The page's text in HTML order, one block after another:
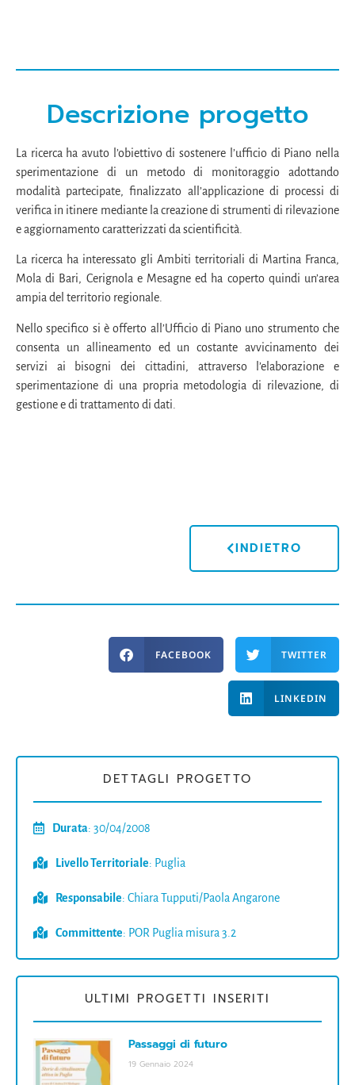
Descrizione progetto
La ricerca ha avuto l’obiettivo di sostenere l’ufficio di Piano nella
sperimentazione di un metodo di monitoraggio adottando
modalità partecipate, finalizzato all’applicazione di processi di
verifica in itinere mediante la creazione di strumenti di rilevazione
e aggiornamento caratterizzati da scientificità.
La ricerca ha interessato gli Ambiti territoriali di Martina Franca,
Mola di Bari, Cerignola e Mesagne ed ha coperto quindi un’area
ampia del territorio regionale.
Nello specifico si è offerto all’Ufficio di Piano uno strumento che
consenta un allineamento ed un costante avvicinamento dei
servizi ai bisogni dei cittadini, attraverso l’elaborazione e
sperimentazione di una propria metodologia di rilevazione, di
gestione e di trattamento di dati.
INDIETRO
FACEBOOK TWITTER
LINKEDIN
DETTAGLI PROGETTO
Durata: 30/04/2008
Livello Territoriale: Puglia
Responsabile: Chiara Tupputi/Paola Angarone
Committente: POR Puglia misura 3.2
ULTIMI PROGETTI INSERITI
Passaggi di futuro
19 Gennaio 2024